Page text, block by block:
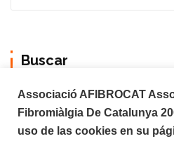
Buscar
Associació AFIBROCAT
Fibromiàlgia De Catalunya
uso de las cookies en su